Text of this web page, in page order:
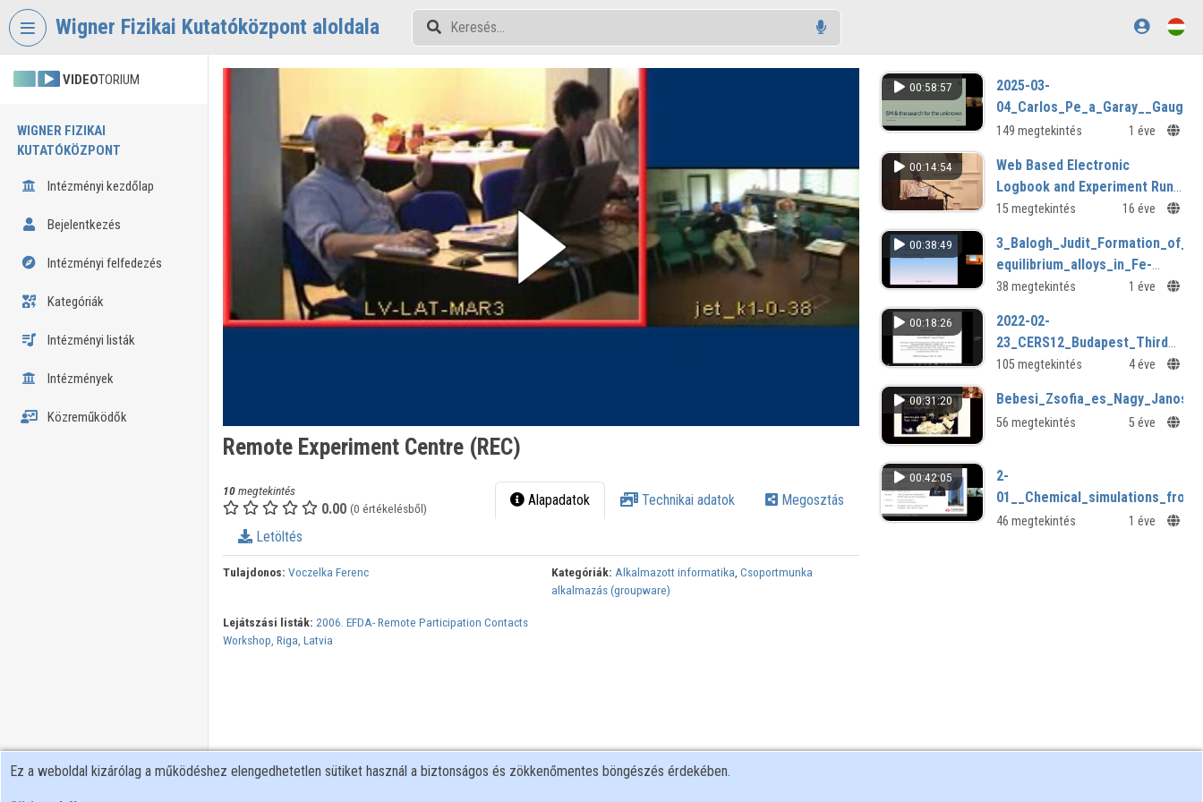
Fejléc kihagyása
Wigner Fizikai Kutatóközpont aloldala
VIDEOTORIUM
WIGNER FIZIKAI
KUTATÓKÖZPONT
Intézményi kezdőlap
Bejelentkezés
Intézményi felfedezés
Kategóriák
Intézményi listák
Intézmények
Közreműködők
Remote Experiment Centre (REC)
10megtekintés
0.00 (0 értékelésből) Alapadatok Technikai adatok Megosztás
Letöltés
Tulajdonos: Voczelka Ferenc Kategóriák: Alkalmazott informatika,Csoportmunka
alkalmazás (groupware)
Lejátszási listák: 2006. EFDA- Remote Participation Contacts
Workshop, Riga, Latvia
00:58:57
2025-03-
149 megtekintés 1 éve
00:14:54
Web Based Electronic
Logbook and Experiment Run
DatabaseViewer for Alcator
15 megtekintés 16 éve
00:38:49
equilibrium_alloys_in_Fe-
Nb_multilayers.mp4
38 megtekintés 1 éve
00:18:26
2022-02-
23_CERS12_Budapest_Third_day-
06.mp4
105 megtekintés 4 éve
00:31:20
56 megtekintés 5 éve
00:42:05
2-
46 megtekintés 1 éve
Ez a weboldal kizárólag a működéshez elengedhetetlen sütiket használ a biztonságos és zökkenőmentes böngészés érdekében.